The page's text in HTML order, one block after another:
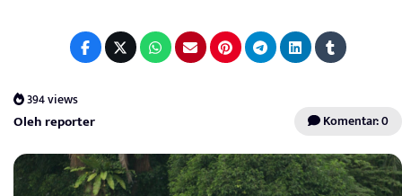
394 views
Oleh reporter Komentar: 0